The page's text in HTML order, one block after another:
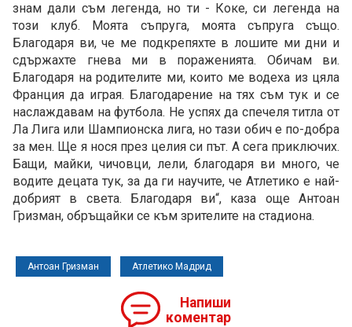
знам дали съм легенда, но ти - Коке, си легенда на
този клуб. Моята съпруга, моята съпруга също.
Благодаря ви, че ме подкрепяхте в лошите ми дни и
сдържахте гнева ми в пораженията. Обичам ви.
Благодаря на родителите ми, които ме водеха из цяла
Франция да играя. Благодарение на тях съм тук и се
наслаждавам на футбола. Не успях да спечеля титла от
Ла Лига или Шампионска лига, но тази обич е по-добра
за мен. Ще я нося през целия си път. А сега приключих.
Бащи, майки, чичовци, лели, благодаря ви много, че
водите децата тук, за да ги научите, че Атлетико е най-
добрият в света. Благодаря ви“, каза още Антоан
Гризман, обръщайки се към зрителите на стадиона.
Антоан Гризман Атлетико Мадрид
Напиши
коментар